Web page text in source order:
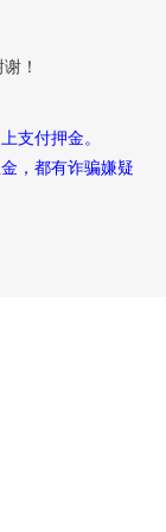
！
支付押金。
，都有诈骗嫌疑